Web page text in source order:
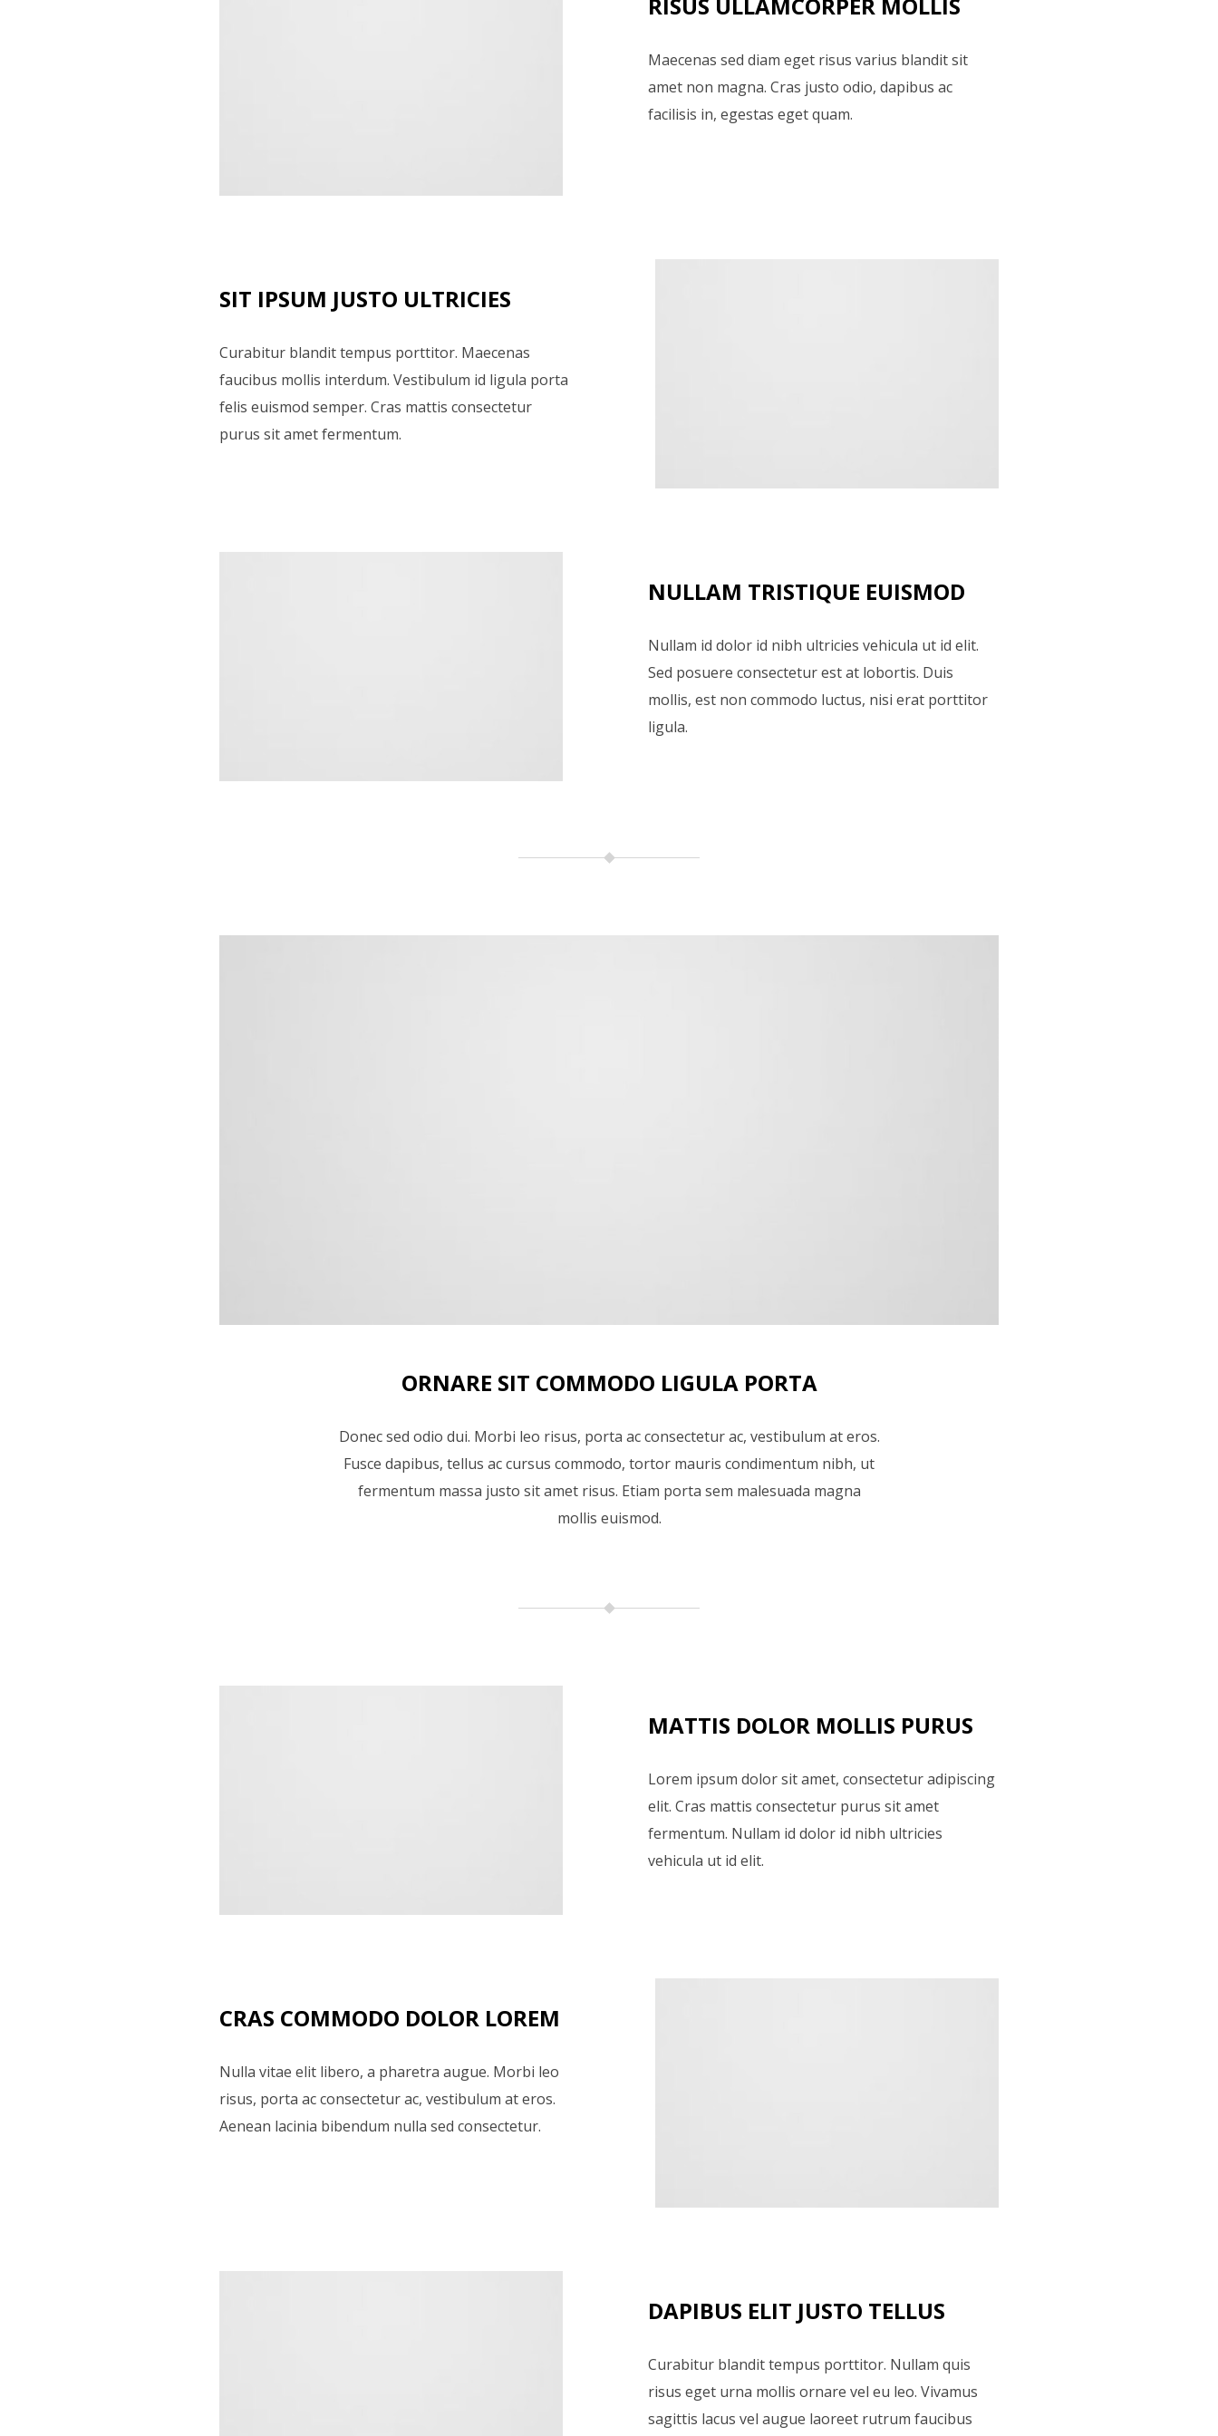
Maecenas sed diam eget risus varius blandit sit
amet non magna. Cras justo odio, dapibus ac
facilisis in, egestas eget quam.
SIT IPSUM JUSTO ULTRICIES
Curabitur blandit tempus porttitor. Maecenas
faucibus mollis interdum. Vestibulum id ligula porta
felis euismod semper. Cras mattis consectetur
purus sit amet fermentum.
NULLAM TRISTIQUE EUISMOD
Nullam id dolor id nibh ultricies vehicula ut id elit.
Sed posuere consectetur est at lobortis. Duis
mollis, est non commodo luctus, nisi erat porttitor
ligula.
ORNARE SIT COMMODO LIGULA PORTA
Donec sed odio dui. Morbi leo risus, porta ac consectetur ac, vestibulum at eros.
Fusce dapibus, tellus ac cursus commodo, tortor mauris condimentum nibh, ut
fermentum massa justo sit amet risus. Etiam porta sem malesuada magna
mollis euismod.
MATTIS DOLOR MOLLIS PURUS
Lorem ipsum dolor sit amet, consectetur adipiscing
elit. Cras mattis consectetur purus sit amet
fermentum. Nullam id dolor id nibh ultricies
vehicula ut id elit.
CRAS COMMODO DOLOR LOREM
Nulla vitae elit libero, a pharetra augue. Morbi leo
risus, porta ac consectetur ac, vestibulum at eros.
Aenean lacinia bibendum nulla sed consectetur.
DAPIBUS ELIT JUSTO TELLUS
Curabitur blandit tempus porttitor. Nullam quis
risus eget urna mollis ornare vel eu leo. Vivamus
sagittis lacus vel augue laoreet rutrum faucibus